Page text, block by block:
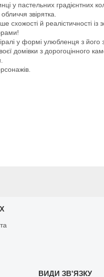
у пастельних градієнтних
звірятка.
й реалістичності
у формі улюбленця з
домівки з дорогоцінного